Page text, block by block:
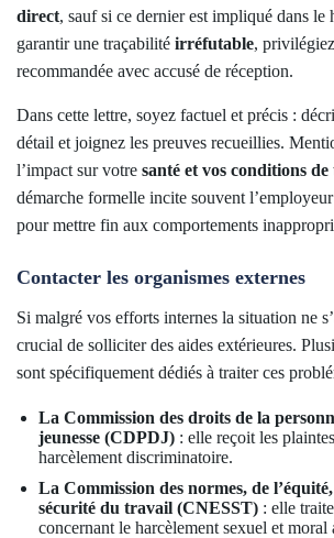
direct, sauf si ce dernier est impliqué dans le
garantir une traçabilité irréfutable,
recommandée avec accusé de réception.
Dans cette lettre, soyez factuel et précis :
détail et joignez les preuves recueillies.
l’impact sur votre santé et vos conditions
démarche formelle incite souvent
pour mettre fin aux comportements
Contacter les organismes externes
Si malgré vos efforts internes la situation ne
crucial de solliciter des aides extérieures.
sont spécifiquement dédiés à traiter ces
La Commission des droits de la
jeunesse (CDPDJ) : elle reçoit les
harcèlement discriminatoire.
La Commission des normes, de
sécurité du travail (CNESST) : elle
concernant le harcèlement sexuel et moral